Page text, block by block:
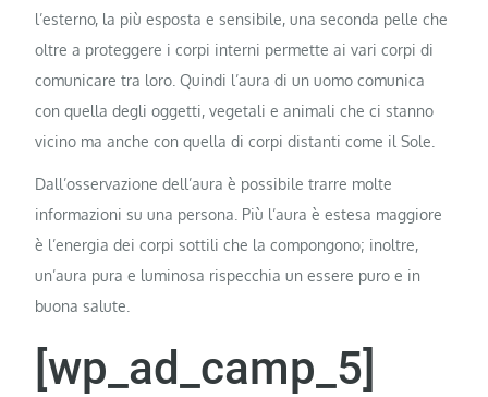
l’esterno, la più esposta e sensibile, una seconda pelle che
oltre a proteggere i corpi interni permette ai vari corpi di
comunicare tra loro. Quindi l’aura di un uomo comunica
con quella degli oggetti, vegetali e animali che ci stanno
vicino ma anche con quella di corpi distanti come il Sole.
Dall’osservazione dell’aura è possibile trarre molte
informazioni su una persona. Più l’aura è estesa maggiore
è l’energia dei corpi sottili che la compongono; inoltre,
un’aura pura e luminosa rispecchia un essere puro e in
buona salute.
[wp_ad_camp_5]